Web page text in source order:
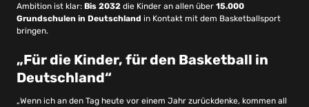
Ambition ist klar: Bis 2032 die Kinder an allen über 15.000
Grundschulen in Deutschland in Kontakt mit dem Basketballsport
bringen.
„Für die Kinder, für den Basketball in
Deutschland“
„Wenn ich an den Tag heute vor einem Jahr zurückdenke, kommen all